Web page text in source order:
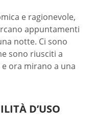
e ragionevole,
appuntamenti
notte. Ci sono
sono riusciti a
ora mirano a una
D’USO